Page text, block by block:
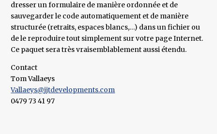
dresser un formulaire de manière ordonnée et de
sauvegarder le code automatiquement et de manière
structurée (retraits, espaces blancs,…) dans un fichier ou
de le reproduire tout simplement sur votre page Internet.
Ce paquet sera très vraisemblablement aussi étendu.
Contact
Tom Vallaeys
Vallaeys@jjtdevelopments.com
0479 73 41 97